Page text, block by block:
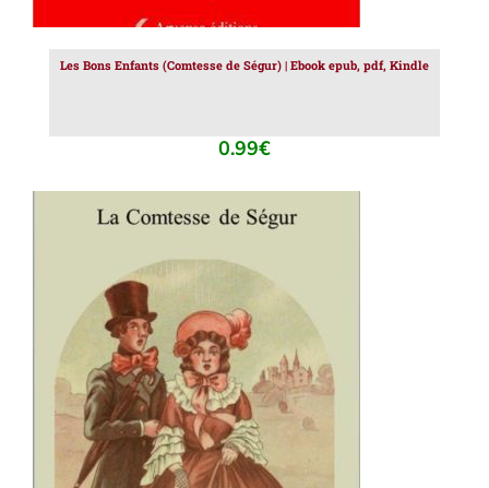
Les Bons Enfants (Comtesse de Ségur) | Ebook epub, pdf, Kindle
0.99€
AJOUTER AU PANIER / DÉTAILS